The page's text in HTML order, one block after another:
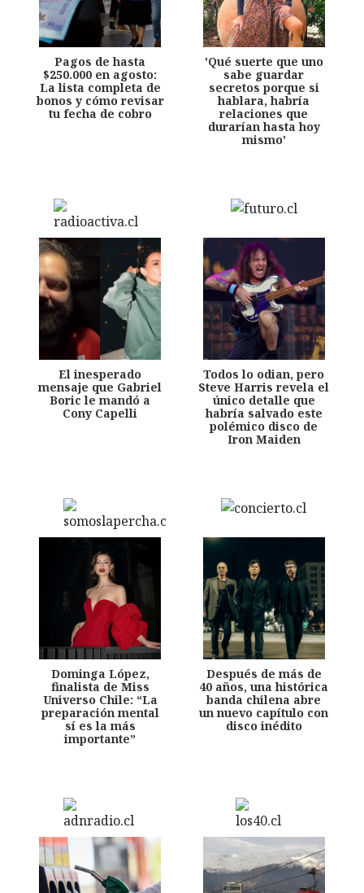
Pagos de hasta
$250.000 en agosto:
La lista completa de
bonos y cómo revisar
tu fecha de cobro
'Qué suerte que uno
sabe guardar
secretos porque si
hablara, habría
relaciones que
durarían hasta hoy
mismo'
El inesperado
mensaje que Gabriel
Boric le mandó a
Cony Capelli
Todos lo odian, pero
Steve Harris revela el
único detalle que
habría salvado este
polémico disco de
Iron Maiden
Dominga López,
finalista de Miss
Universo Chile: “La
preparación mental
sí es la más
importante”
Después de más de
40 años, una histórica
banda chilena abre
un nuevo capítulo con
disco inédito